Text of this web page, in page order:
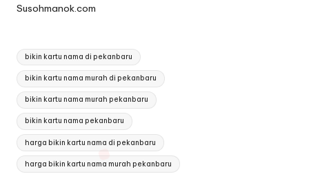
Susohmanok.com
Tags:
bikin kartu nama di pekanbaru
bikin kartu nama murah di pekanbaru
bikin kartu nama murah pekanbaru
bikin kartu nama pekanbaru
harga bikin kartu nama di pekanbaru
harga bikin kartu nama murah pekanbaru